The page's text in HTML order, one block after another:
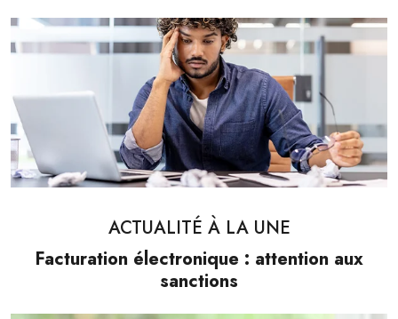
ACTUALITÉ À LA UNE
Facturation électronique : attention aux
sanctions